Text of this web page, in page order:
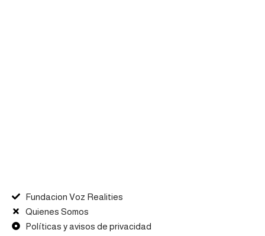
Fundacion Voz Realities
Quienes Somos
Políticas y avisos de privacidad